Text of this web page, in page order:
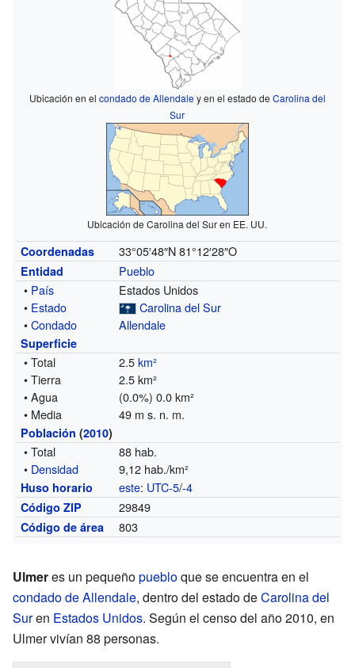
Ubicación en el condado de Allendaley en el estado de Carolina del
Sur
Ubicación de Carolina del Sur en EE. UU.
Coordenadas 33°05′48″N 81°12′28″O
Entidad
Pueblo
• País
Estados Unidos
• Estado
Carolina del Sur
•Condado Allendale
Superficie
• Total 2.5km²
• Tierra
2.5 km²
• Agua
(0.0%) 0.0 km²
• Media
49 m s. n. m.
Población (2010)
• Total
88 hab.
• Densidad 9,12 hab./km²
Huso horario este: UTC-5/-4
Código ZIP 29849
Código de área 803
Ulmeres un pequeñopuebloque se encuentra en el
condado de Allendale, dentro del estado deCarolina del
Suren Estados Unidos. Según el censo del año 2010, en
Ulmer vivían 88 personas.